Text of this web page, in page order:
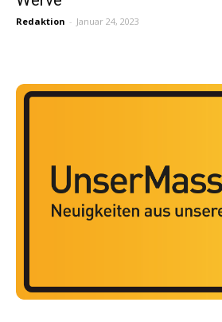
Redaktion - Januar 24, 2023